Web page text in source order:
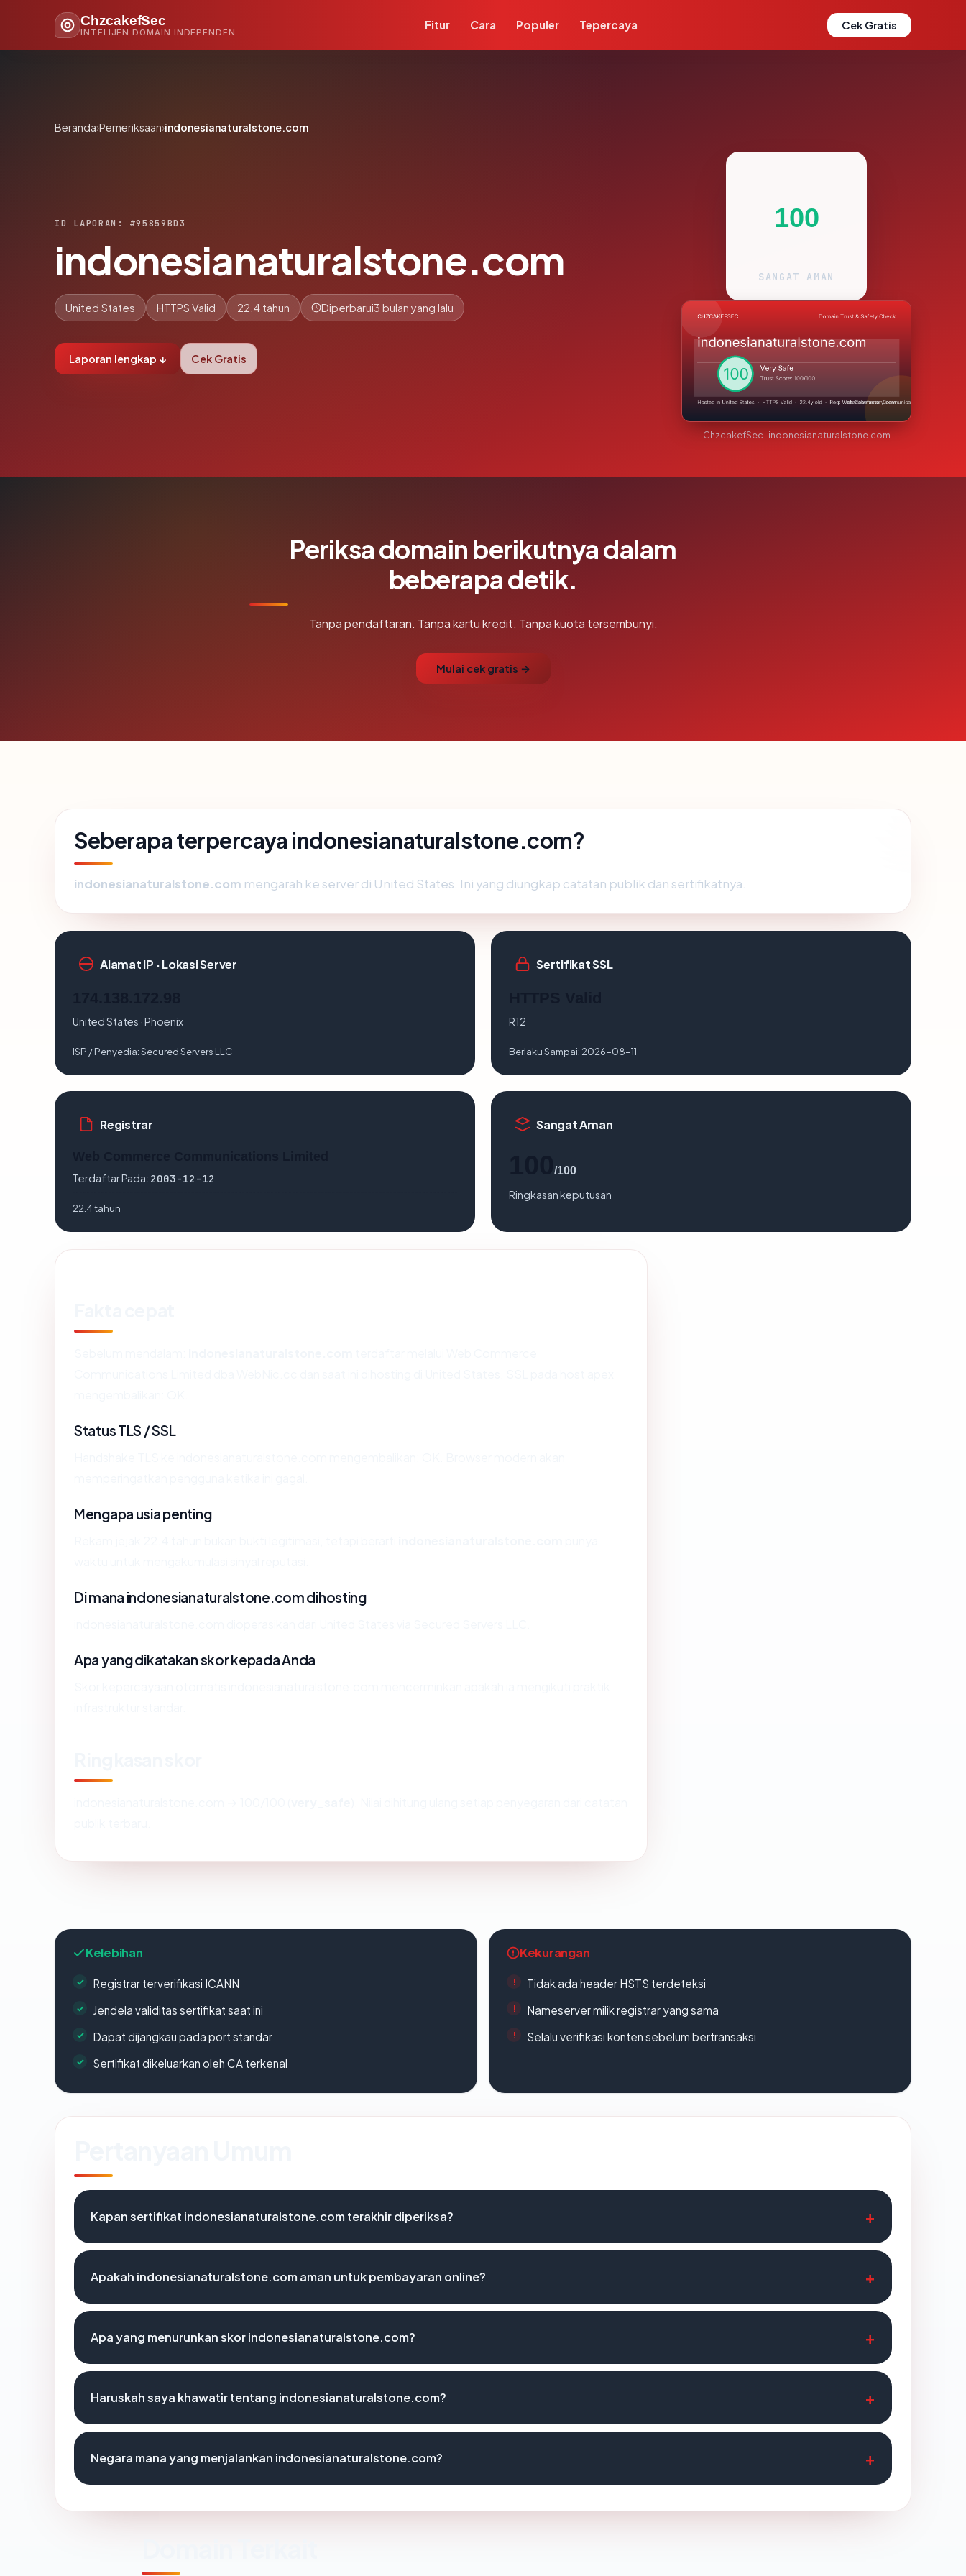
ChzcakefSec
INTELIJEN DOMAIN INDEPENDEN
Fitur Cara Populer Tepercaya Cek Gratis
Beranda›Pemeriksaan›indonesianaturalstone.com
ID LAPORAN: #95859BD3
indonesianaturalstone.com
United States HTTPS Valid 22.4 tahun Diperbarui3 bulan yang lalu
Laporan lengkap ↓ Cek Gratis
100
SANGAT AMAN
ChzcakefSec · indonesianaturalstone.com
Periksa domain berikutnya dalam
beberapa detik.
Tanpa pendaftaran. Tanpa kartu kredit. Tanpa kuota tersembunyi.
Mulai cek gratis →
Seberapa terpercaya indonesianaturalstone.com?
indonesianaturalstone.com mengarah ke server di United States. Ini yang diungkap catatan publik dan sertifikatnya.
Alamat IP · Lokasi Server
United States · Phoenix
ISP / Penyedia:Secured Servers LLC
Sertifikat SSL
R12
Berlaku Sampai: 2026-08-11
Registrar
Terdaftar Pada: 2003-12-12
22.4 tahun
Sangat Aman
/100
Ringkasan keputusan
Status TLS / SSL
Mengapa usia penting
Di mana indonesianaturalstone.com dihosting
Apa yang dikatakan skor kepada Anda
Kelebihan
Registrar terverifikasi ICANN
Jendela validitas sertifikat saat ini
Dapat dijangkau pada port standar
Sertifikat dikeluarkan oleh CA terkenal
Kekurangan
Tidak ada header HSTS terdeteksi
Nameserver milik registrar yang sama
Selalu verifikasi konten sebelum bertransaksi
Kapan sertifikat indonesianaturalstone.com terakhir diperiksa?
Apakah indonesianaturalstone.com aman untuk pembayaran online?
Apa yang menurunkan skor indonesianaturalstone.com?
Haruskah saya khawatir tentang indonesianaturalstone.com?
Negara mana yang menjalankan indonesianaturalstone.com?